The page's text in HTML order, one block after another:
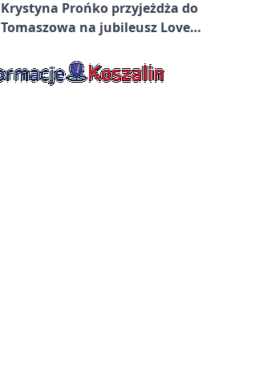
Krystyna Prońko przyjeżdża do
Tomaszowa na jubileusz Love